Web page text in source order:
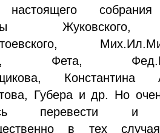
настоящего
Фета,
Константина
Губера и др. Но
перевести и
в тех